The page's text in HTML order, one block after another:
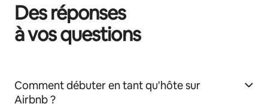
Des réponses
à vos questions
Comment débuter en tant qu'hôte sur
Airbnb ?